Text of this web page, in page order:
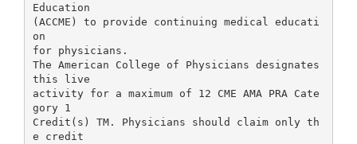
Education
(ACCME) to provide continuing medical educati
on
for physicians.
The American College of Physicians designates
this live
activity for a maximum of 12 CME AMA PRA Cate
gory 1
Credit(s) TM. Physicians should claim only th
e credit